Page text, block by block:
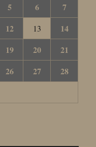
5 6
7
12 13
14
19 20
21
26 27
28